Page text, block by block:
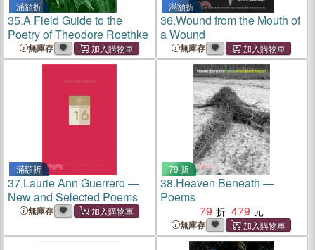
滿額折
35.A Field Guide to the
Poetry of Theodore Roethke
無庫存
滿額折
36.Wound from the Mouth of
a Wound
無庫存
滿額折
37.Laurie Ann Guerrero ―
New and Selected Poems
無庫存
79 折
38.Heaven Beneath ―
Poems
79
479
無庫存